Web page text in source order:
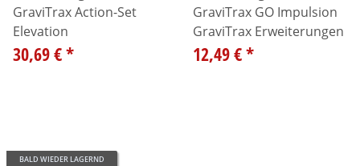
GraviTrax Action-Set
Elevation
30,69 €*
GraviTrax GO Impulsion
GraviTrax Erweiterungen
12,49 €*
BALD WIEDER LAGERND